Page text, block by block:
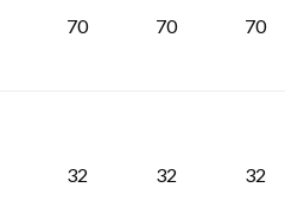
70 70 70
32 32 32